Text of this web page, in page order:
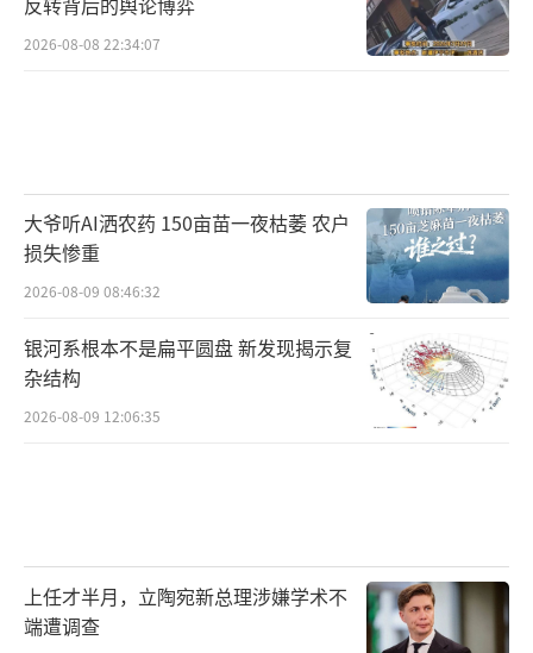
2026-08-08 22:34:07
大爷听AI洒农药 150亩苗一夜枯萎 农户
损失惨重
2026-08-09 08:46:32
银河系根本不是扁平圆盘 新发现揭示复
杂结构
2026-08-09 12:06:35
上任才半月，立陶宛新总理涉嫌学术不
端遭调查